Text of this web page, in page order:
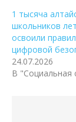
1 тысяча
школьников
освоили
цифровой
24.07.2026
В "Социальная